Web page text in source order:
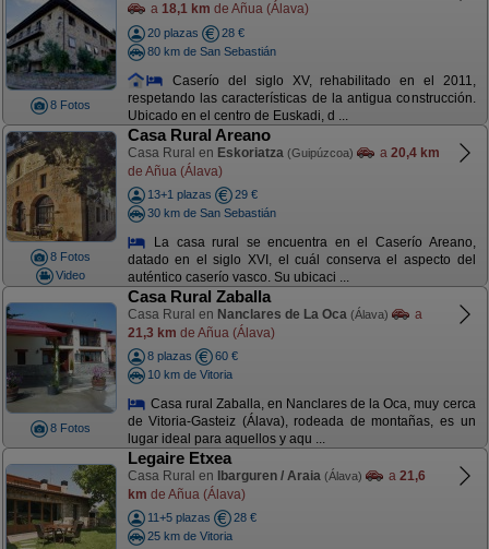
8 Fotos
a 18,1 km de Añua (Álava)
20 plazas
28 €
80 km de San Sebastián
Caserío del siglo XV, rehabilitado en el 2011,
respetando las características de la antigua construcción.
Ubicado en el centro de Euskadi, d ...
8 Fotos
Video
Casa Rural Areano
Casa Rural en Eskoriatza (Guipúzcoa) a 20,4 km
de Añua (Álava)
13+1 plazas
29 €
30 km de San Sebastián
La casa rural se encuentra en el Caserío Areano,
datado en el siglo XVI, el cuál conserva el aspecto del
auténtico caserío vasco. Su ubicaci ...
8 Fotos
Casa Rural Zaballa
Casa Rural en Nanclares de La Oca (Álava)
a
21,3 km de Añua (Álava)
8 plazas
60 €
10 km de Vitoria
Casa rural Zaballa, en Nanclares de la Oca, muy cerca
de Vitoria-Gasteiz (Álava), rodeada de montañas, es un
lugar ideal para aquellos y aqu ...
Legaire Etxea
Casa Rural en Ibarguren / Araia (Álava) a 21,6
km de Añua (Álava)
11+5 plazas
28 €
25 km de Vitoria